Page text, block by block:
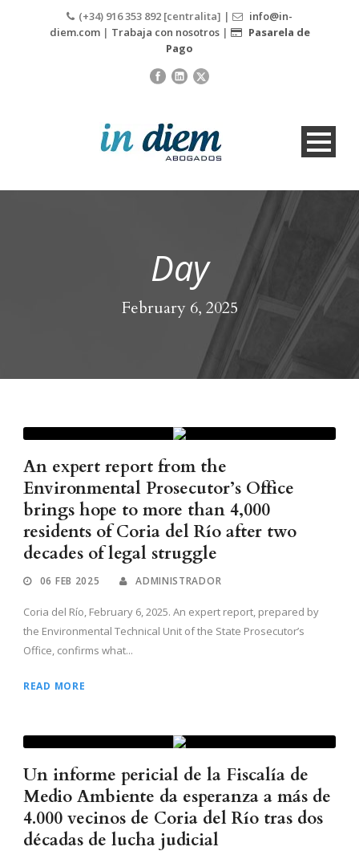
(+34) 916 353 892 [centralita] |
info@in-
diem.com| Trabaja con nosotros|
Pasarela de
Pago
Day
February 6, 2025
An expert report from the
Environmental Prosecutor’s Office
brings hope to more than 4,000
residents of Coria del Río after two
decades of legal struggle
06 FEB 2025 ADMINISTRADOR
Coria del Río, February 6, 2025. An expert report, prepared by
the Environmental Technical Unit of the State Prosecutor’s
Office, confirms what...
READ MORE
Un informe pericial de la Fiscalía de
Medio Ambiente da esperanza a más de
4.000 vecinos de Coria del Río tras dos
décadas de lucha judicial